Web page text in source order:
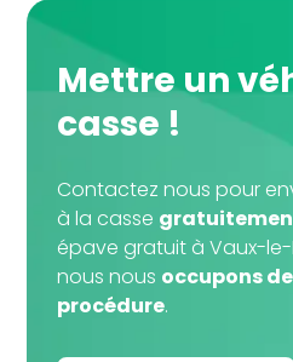
Mettre un véhicule à la
casse !
Contactez nous pour
à la casse
épave gratuit à Vaux-le-
nous nous occupons
procédure.